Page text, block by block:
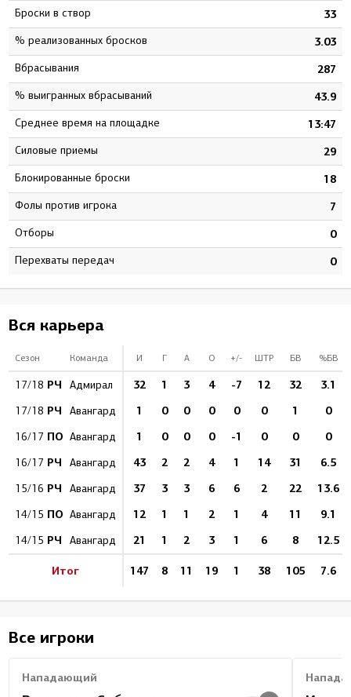
Броски в створ 33
% реализованных бросков 3.03
Вбрасывания 287
% выигранных вбрасываний 43.9
Среднее время на площадке 13:47
Силовые приемы 29
Блокированные броски 18
Фолы против игрока 7
Отборы 0
Перехваты передач 0
Вся карьера
Сезон Команда И Г А О +/- ШТР БВ %БВ
17/18 РЧ Адмирал 32 1 3 4 -7 12 32 3.1
17/18 РЧ Авангард 1 0 0 0 0 0 1 0
16/17 ПО Авангард 1 0 0 0 -1 0 0 0
16/17 РЧ Авангард 43 2 2 4 1 14 31 6.5
15/16 РЧ Авангард 37 3 3 6 6 2 22 13.6
14/15 ПО Авангард 12 1 1 2 1 4 11 9.1
14/15 РЧ Авангард 21 1 2 3 1 6 8 12.5
Итог 147 8 11 19 1 38 105 7.6
Все игроки
Нападающий